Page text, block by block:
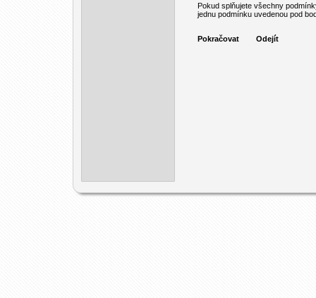
Pokud splňujete všechny
jednu podmínku uvedenou pod
Pokračovat Odejít